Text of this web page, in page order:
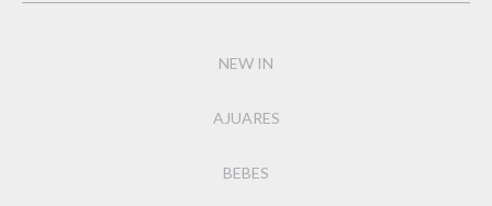
NEW IN
AJUARES
BEBES